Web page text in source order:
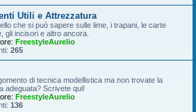
Utili e Attrezzatura
che si può sapere sulle lime, i trapani, le carte
gli incisori e altro ancora.
FreestyleAurelio
265
di tecnica modellistica ma non trovate la
adeguata? Scrivete qui!
FreestyleAurelio
136